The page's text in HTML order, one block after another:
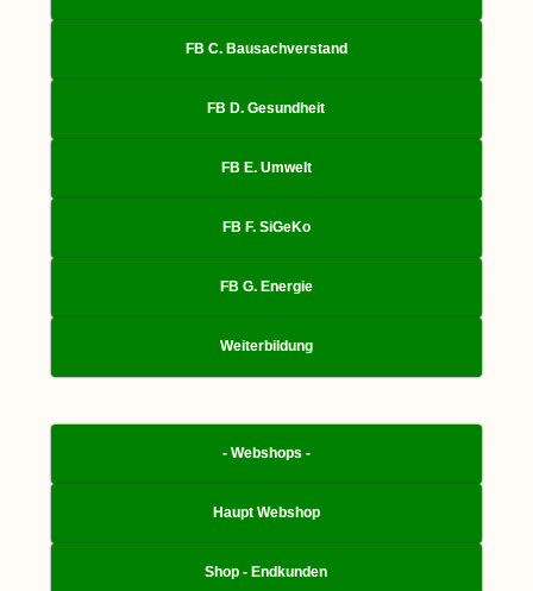
FB C. Bausachverstand
FB D. Gesundheit
FB E. Umwelt
FB F. SiGeKo
FB G. Energie
Weiterbildung
- Webshops -
Haupt Webshop
Shop - Endkunden